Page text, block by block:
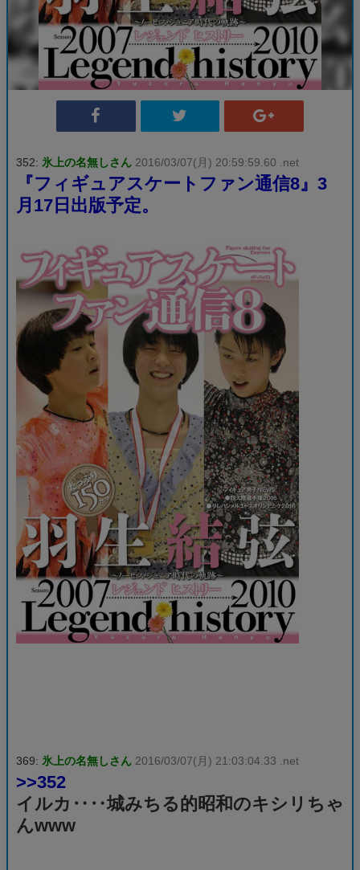
352: 氷上の名無しさん 2016/03/07(月) 20:59:59.60 .net
『フィギュアスケートファン通信8』3
月17日出版予定。
369: 氷上の名無しさん 2016/03/07(月) 21:03:04.33 .net
>>352
イルカ‥‥城みちる的昭和のキシリちゃ
んwww